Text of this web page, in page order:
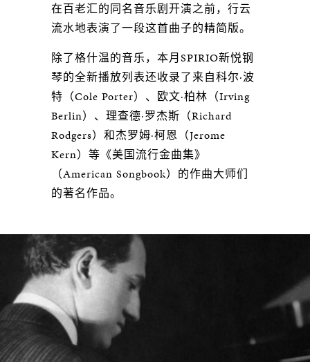
在百老汇的同名音乐剧开演之前，行云
流水地表演了一段这首曲子的精简版。
除了格什温的音乐，本月SPIRIO新悦钢
琴的全新播放列表还收录了来自科尔·波
特（Cole Porter）、欧文·柏林（Irving
Berlin）、理查德·罗杰斯（Richard
Rodgers）和杰罗姆·柯恩（Jerome
Kern）等《美国流行金曲集》
（American Songbook）的作曲大师们
的著名作品。